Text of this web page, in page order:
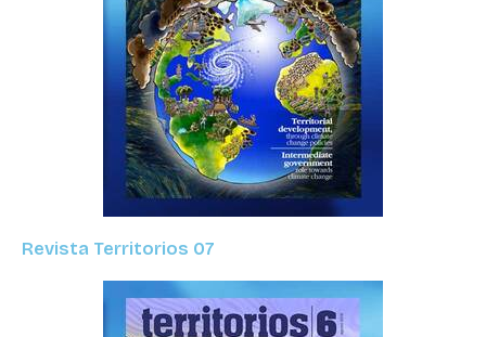
Revista Territorios 07